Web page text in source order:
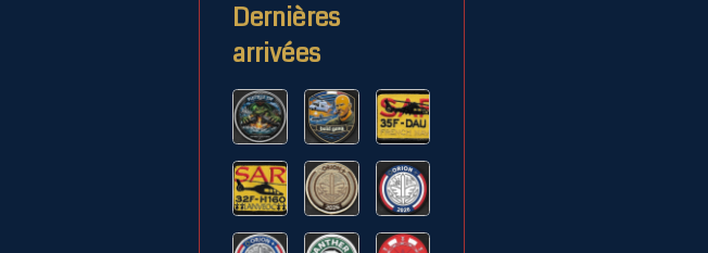
Dernières
arrivées